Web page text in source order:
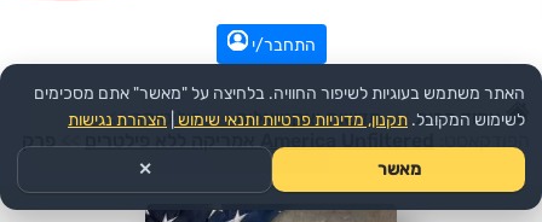
התחבר/י
עמוד הבית >> חדשות ואקטואליה >> פוליטיקה >>
America Unfiltered אמריקה ללא פילטרים >>פרק
האתר משתמש בעוגיות לשיפור החוויה. בלחיצה על "מאשר" אתם מסכימים
לשימוש המקובל. תקנון, מדיניות פרטיות ותנאי שימוש הצהרת נגישות
מאשר ✕